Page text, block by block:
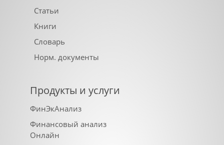
Статьи
Книги
Словарь
Норм. документы
Продукты и услуги
ФинЭкАнализ
Финансовый анализ
Онлайн